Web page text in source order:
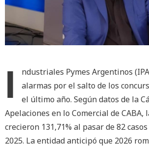
I
ndustriales Pymes Argentinos
alarmas por el salto de los
el último año. Según datos de la
Apelaciones en lo Comercial de CABA,
crecieron 131,71% al pasar de 82
2025. La entidad anticipó que 2026